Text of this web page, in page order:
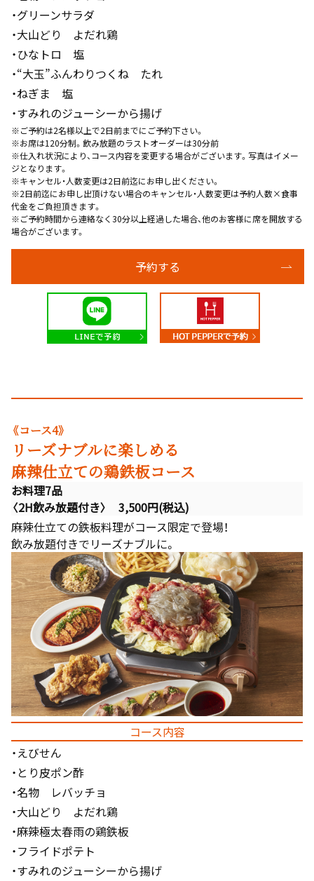
・グリーンサラダ
・大山どり よだれ鶏
・ひなトロ 塩
・“大玉”ふんわりつくね たれ
・ねぎま 塩
・すみれのジューシーから揚げ
※ご予約は2名様以上で2日前までにご予約下さい。
※お席は120分制。飲み放題のラストオーダーは30分前
※仕入れ状況により、コース内容を変更する場合がございます。写真はイメー
ジとなります。
※キャンセル・人数変更は2日前迄にお申し出ください。
※2日前迄にお申し出頂けない場合のキャンセル・人数変更は予約人数×食事
代金をご負担頂きます。
※ご予約時間から連絡なく30分以上経過した場合、他のお客様に席を開放する
場合がございます。
予約する
《コース4》
リーズナブルに楽しめる
麻辣仕立ての鶏鉄板コース
お料理7品
〈2H飲み放題付き〉 3,500円(税込)
麻辣仕立ての鉄板料理がコース限定で登場！
飲み放題付きでリーズナブルに。
コース内容
・えびせん
・とり皮ポン酢
・名物 レバッチョ
・大山どり よだれ鶏
・麻辣極太春雨の鶏鉄板
・フライドポテト
・すみれのジューシーから揚げ